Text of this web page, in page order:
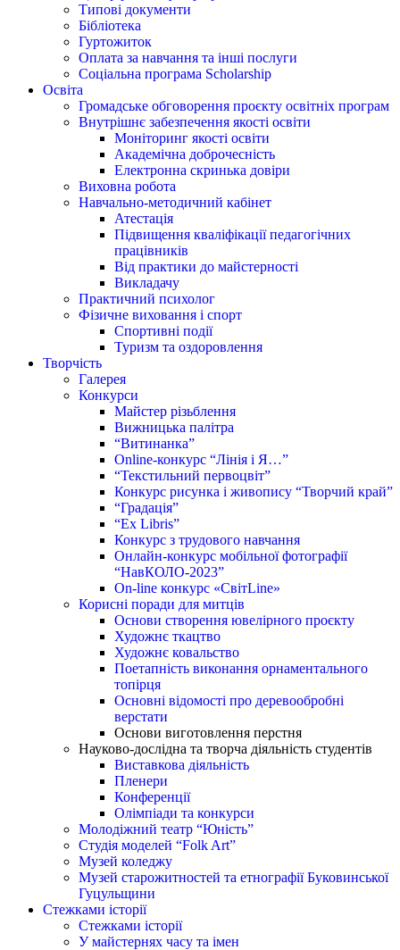
Типові документи
Бібліотека
Гуртожиток
Оплата за навчання та інші послуги
Соціальна програма Scholarship
Освіта
Громадське обговорення проєкту освітніх програм
Внутрішнє забезпечення якості освіти
Моніторинг якості освіти
Академічна доброчесність
Електронна скринька довіри
Виховна робота
Навчально-методичний кабінет
Атестація
Підвищення кваліфікації педагогічних
працівників
Від практики до майстерності
Викладачу
Практичний психолог
Фізичне виховання і спорт
Спортивні події
Туризм та оздоровлення
Творчість
Галерея
Конкурси
Майстер різьблення
Вижницька палітра
“Витинанка”
Online-конкурс “Лінія і Я…”
“Текстильний первоцвіт”
Конкурс рисунка і живопису “Творчий край”
“Градація”
“Ex Libris”
Конкурс з трудового навчання
Онлайн-конкурс мобільної фотографії
“НавКОЛО-2023”
On-line конкурс «СвітLine»
Корисні поради для митців
Основи створення ювелірного проєкту
Художнє ткацтво
Художнє ковальство
Поетапність виконання орнаментального
топірця
Основні відомості про деревообробні
верстати
Основи виготовлення перстня
Науково-дослідна та творча діяльність студентів
Виставкова діяльність
Пленери
Конференції
Олімпіади та конкурси
Молодіжний театр “Юність”
Студія моделей “Folk Art”
Музей коледжу
Музей старожитностей та етнографії Буковинської
Гуцульщини
Стежками історії
Стежками історії
У майстернях часу та імен